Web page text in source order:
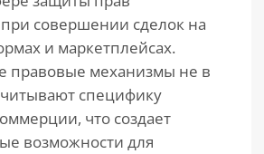
совершении сделок на
и маркетплейсах.
правовые механизмы не в
специфику
что создает
возможности для